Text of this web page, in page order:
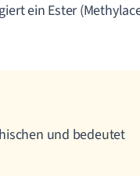
ein Ester
und bedeutet